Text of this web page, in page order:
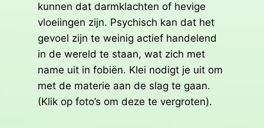
kunnen dat darmklachten of hevige
vloeiingen zijn. Psychisch kan dat het
gevoel zijn te weinig actief handelend
in de wereld te staan, wat zich met
name uit in fobiën. Klei nodigt je uit om
met de materie aan de slag te gaan.
(Klik op foto’s om deze te vergroten).